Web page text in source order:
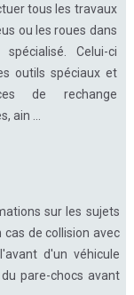
tous les travaux
ou les roues dans
Celui-ci
outils spéciaux et
de rechange
ain ...
sur les sujets
de collision avec
d'un véhicule
pare-chocs avant